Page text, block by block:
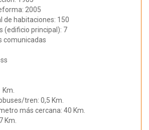
2005
de habitaciones: 150
(edificio principal): 7
comunicadas
tren: 0,5 Km.
más cercana: 40 Km.
Km.